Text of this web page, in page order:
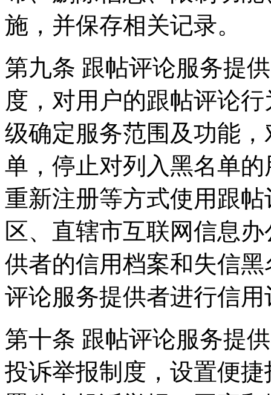
施，并保存相关记录。
第九条 跟帖评论服务提
度，对用户的跟帖评论
级确定服务范围及功能
单，停止对列入黑名单
重新注册等方式使用跟
区、直辖市互联网信息
供者的信用档案和失信
评论服务提供者进行信用
第十条 跟帖评论服务提
投诉举报制度，设置便